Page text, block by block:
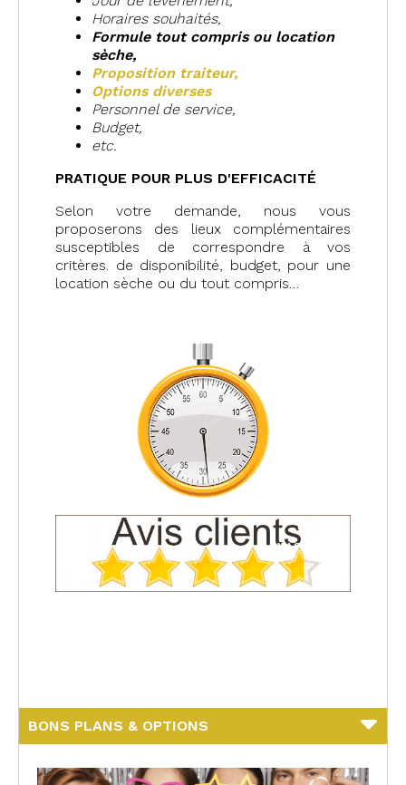
Horaires souhaités,
Formule tout compris ou location
sèche,
Proposition traiteur,
Options diverses
Personnel de service,
Budget,
etc.
PRATIQUE POUR PLUS D'EFFICACITÉ
Selon votre demande, nous vous
proposerons des lieux complémentaires
susceptibles de correspondre à vos
critères. de disponibilité, budget, pour une
location sèche ou du tout compris…
BONS PLANS & OPTIONS